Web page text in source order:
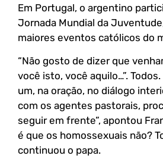
Em Portugal, o argentino
Jornada Mundial da
maiores eventos católicos do
“Não gosto de dizer que
você isto, você aquilo…”.
um, na oração, no diálogo
com os agentes pastorais,
seguir em frente”, apontou
é que os homossexuais não?
continuou o papa.